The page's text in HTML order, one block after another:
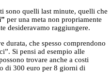
sono quelli last minute, quelli che
per una meta non propriamente
desideravamo raggiungere.
durata, che spesso comprendono
Si pensi ad esempio alle
trovare anche a costi
di 300 euro per 8 giorni di